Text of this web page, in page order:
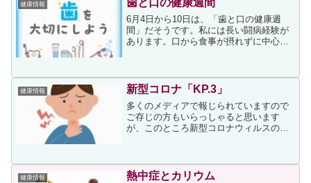
健康情報
6月4日から10日は、「歯と口の健康週
間」だそうです。私には長い闘病経験が
あります。口から食事が摂れずに中心静
歯のケアまで気が回らずにいた結果、奇
跡的に命は助かりました...
健康情報 新型コロナ「KP.3」
多くのメディアで報じられていますので
ご存じの方もいらっしゃると思います
が、このところ新型コロナウィルスの患
「KP.3」というタイプです。上記事に次
が書かれていました。...
健康情報 熱中症とカリウム